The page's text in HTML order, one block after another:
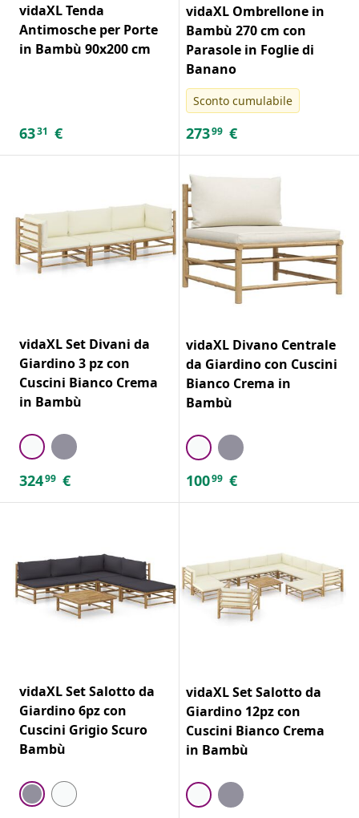
vidaXL Tenda
Antimosche per Porte
in Bambù 90x200 cm
6331 €
vidaXL Ombrellone in
Bambù 270 cm con
Parasole in Foglie di
Banano
Sconto cumulabile
27399 €
vidaXL Set Divani da
Giardino 3 pz con
Cuscini Bianco Crema
in Bambù
32499 €
vidaXL Divano Centrale
da Giardino con Cuscini
Bianco Crema in
Bambù
10099 €
vidaXL Set Salotto da
Giardino 6pz con
Cuscini Grigio Scuro
Bambù
vidaXL Set Salotto da
Giardino 12pz con
Cuscini Bianco Crema
in Bambù